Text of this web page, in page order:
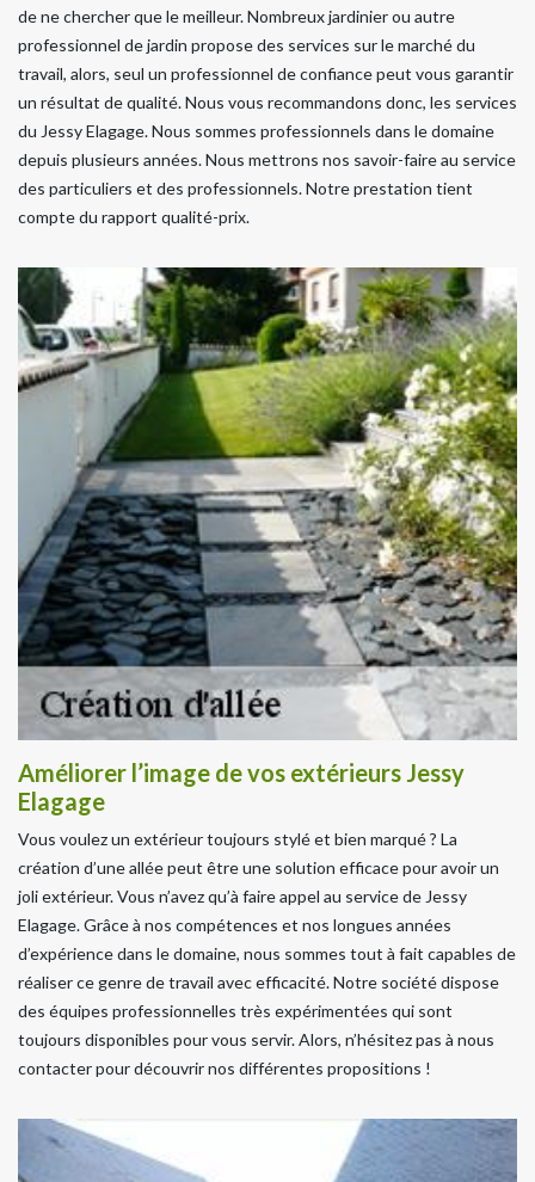
de ne chercher que le meilleur. Nombreux jardinier ou autre
professionnel de jardin propose des services sur le marché du
travail, alors, seul un professionnel de confiance peut vous garantir
un résultat de qualité. Nous vous recommandons donc, les services
du Jessy Elagage. Nous sommes professionnels dans le domaine
depuis plusieurs années. Nous mettrons nos savoir-faire au service
des particuliers et des professionnels. Notre prestation tient
compte du rapport qualité-prix.
Améliorer l’image de vos extérieurs Jessy
Elagage
Vous voulez un extérieur toujours stylé et bien marqué ? La
création d’une allée peut être une solution efficace pour avoir un
joli extérieur. Vous n’avez qu’à faire appel au service de Jessy
Elagage. Grâce à nos compétences et nos longues années
d’expérience dans le domaine, nous sommes tout à fait capables de
réaliser ce genre de travail avec efficacité. Notre société dispose
des équipes professionnelles très expérimentées qui sont
toujours disponibles pour vous servir. Alors, n’hésitez pas à nous
contacter pour découvrir nos différentes propositions !